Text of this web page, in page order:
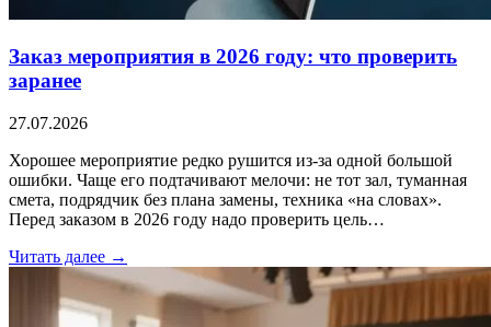
Заказ мероприятия в 2026 году: что проверить
заранее
27.07.2026
Хорошее мероприятие редко рушится из-за одной большой
ошибки. Чаще его подтачивают мелочи: не тот зал, туманная
смета, подрядчик без плана замены, техника «на словах».
Перед заказом в 2026 году надо проверить цель…
Читать далее →